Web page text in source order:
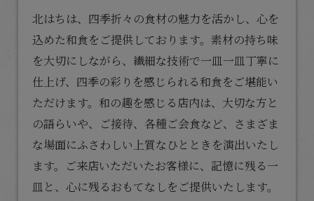
北はちは、四季折々の食材の魅力を活かし、心を
込めた和食をご提供しております。素材の持ち味
を大切にしながら、繊細な技術で一皿一皿丁寧に
仕上げ、四季の彩りを感じられる和食をご堪能い
ただけます。和の趣を感じる店内は、大切な方と
の語らいや、ご接待、各種ご会食など、さまざま
な場面にふさわしい上質なひとときを演出いたし
ます。ご来店いただいたお客様に、記憶に残る一
皿と、心に残るおもてなしをご提供いたします。